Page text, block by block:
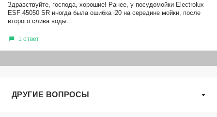
Здравствуйте, господа, хорошие! Ранее, у посудомойки Electrolux
ESF 45050 SR иногда была ошибка i20 на середине мойки, после
второго слива воды...
1 ответ
ДРУГИЕ ВОПРОСЫ